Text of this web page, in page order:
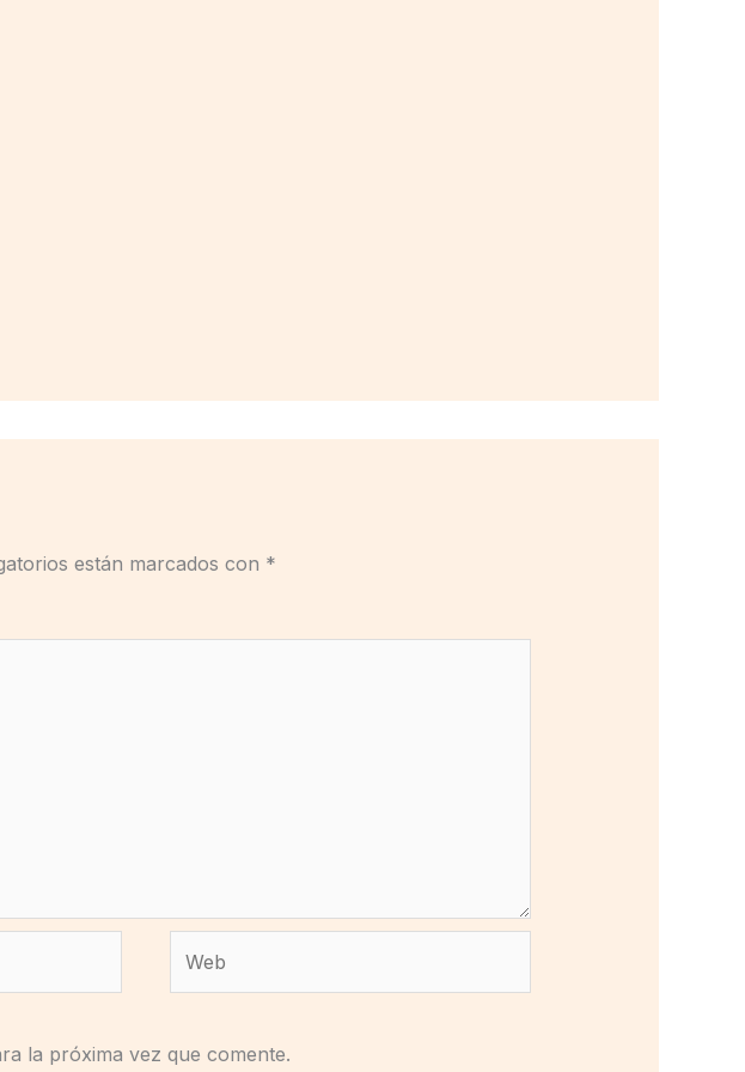
están marcados con *
la próxima vez que comente.